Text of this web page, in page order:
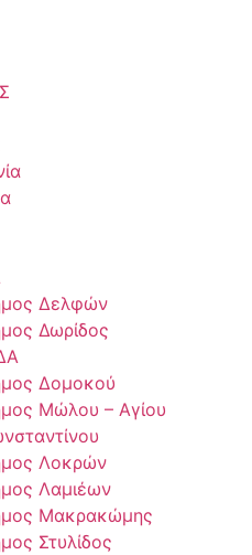
Δελφών
Δωρίδος
Δομοκού
Μώλου – Αγίου
Λοκρών
Λαμιέων
Μακρακώμης
Στυλίδος